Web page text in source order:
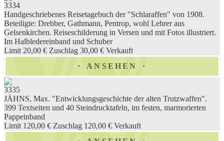
3334
Handgeschriebenes Reisetagebuch der "Schlaraffen" von 1908.
Beteiligte: Drebber, Gathmann, Pentrop, wohl Lehrer aus
Gelsenkirchen. Reiseschilderung in Versen und mit Fotos illustriert.
Im Halbledereinband und Schuber
Limit 20,00 € Zuschlag 30,00 € Verkauft
ANSEHEN
3335
JÄHNS, Max. "Entwicklungsgeschichte der alten Trutzwaffen".
399 Textseiten und 40 Steindrucktafeln, im festen, marmorierten
Pappeinband
Limit 120,00 € Zuschlag 120,00 € Verkauft